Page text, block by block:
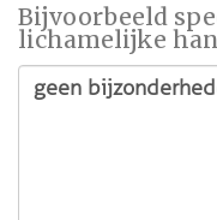
Bijvoorbeeld
lichamelijke